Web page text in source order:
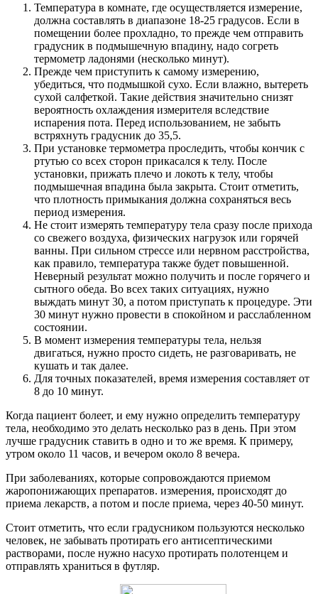
Температура в комнате, где осуществляется измерение,
должна составлять в диапазоне 18-25 градусов. Если в
помещении более прохладно, то прежде чем отправить
градусник в подмышечную впадину, надо согреть
термометр ладонями (несколько минут).
Прежде чем приступить к самому измерению,
убедиться, что подмышкой сухо. Если влажно, вытереть
сухой салфеткой. Такие действия значительно снизят
вероятность охлаждения измерителя вследствие
испарения пота. Перед использованием, не забыть
встряхнуть градусник до 35,5.
При установке термометра проследить, чтобы кончик с
ртутью со всех сторон прикасался к телу. После
установки, прижать плечо и локоть к телу, чтобы
подмышечная впадина была закрыта. Стоит отметить,
что плотность примыкания должна сохраняться весь
период измерения.
Не стоит измерять температуру тела сразу после прихода
со свежего воздуха, физических нагрузок или горячей
ванны. При сильном стрессе или нервном расстройства,
как правило, температура также будет повышенной.
Неверный результат можно получить и после горячего и
сытного обеда. Во всех таких ситуациях, нужно
выждать минут 30, а потом приступать к процедуре. Эти
30 минут нужно провести в спокойном и расслабленном
состоянии.
В момент измерения температуры тела, нельзя
двигаться, нужно просто сидеть, не разговаривать, не
кушать и так далее.
Для точных показателей, время измерения составляет от
8 до 10 минут.
Когда пациент болеет, и ему нужно определить температуру
тела, необходимо это делать несколько раз в день. При этом
лучше градусник ставить в одно и то же время. К примеру,
утром около 11 часов, и вечером около 8 вечера.
При заболеваниях, которые сопровождаются приемом
жаропонижающих препаратов. измерения, происходят до
приема лекарств, а потом и после приема, через 40-50 минут.
Стоит отметить, что если градусником пользуются несколько
человек, не забывать протирать его антисептическими
растворами, после нужно насухо протирать полотенцем и
отправлять храниться в футляр.